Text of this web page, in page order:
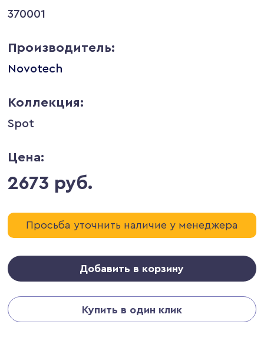
370001
Производитель:
Novotech
Коллекция:
Spot
Цена:
2673 руб.
Просьба уточнить наличие у менеджера
Добавить в корзину
Купить в один клик